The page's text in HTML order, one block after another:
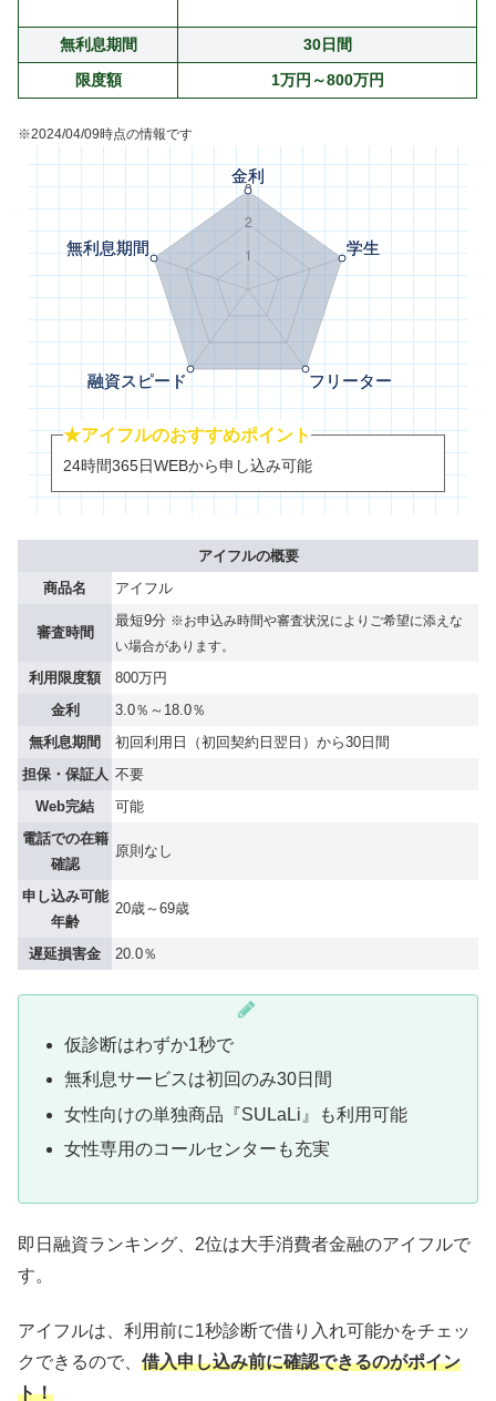
無利息期間
30日間
限度額
1万円～800万円
※2024/04/09時点の情報です
★アイフルのおすすめポイント
24時間365日WEBから申し込み可能
アイフルの概要
商品名
アイフル
審査時間
最短9分 ※お申込み時間や審査状況によりご希望に添えな
い場合があります。
利用限度額
800万円
金利
3.0％～18.0％
無利息期間
初回利用日（初回契約日翌日）から30日間
担保・保証人 不要
Web完結
可能
電話での在籍
確認
原則なし
申し込み可能
年齢
20歳～69歳
遅延損害金 20.0％
仮診断はわずか1秒で
無利息サービスは初回のみ30日間
女性向けの単独商品『SULaLi』も利用可能
女性専用のコールセンターも充実
即日融資ランキング、2位は大手消費者金融のアイフルで
す。
アイフルは、利用前に1秒診断で借り入れ可能かをチェッ
クできるので、 借入申し込み前に確認できるのがポイン
ト！